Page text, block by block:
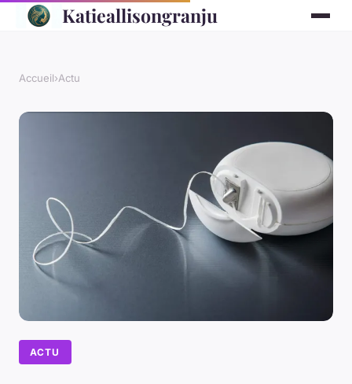
Katieallisongranju
Accueil›Actu
ACTU